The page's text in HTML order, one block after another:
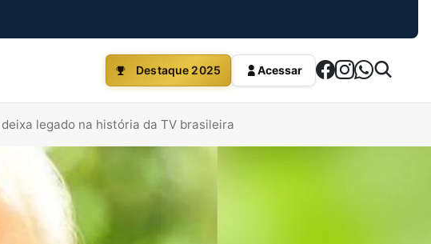
Destaque 2025 Acessar
legado na história da TV brasileira